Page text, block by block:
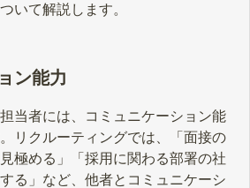
いて解説します。
ン能力
当者には、コミュニケーション能
リクルーティングでは、「面接の
極める」「採用に関わる部署の社
る」など、他者とコミュニケーシ